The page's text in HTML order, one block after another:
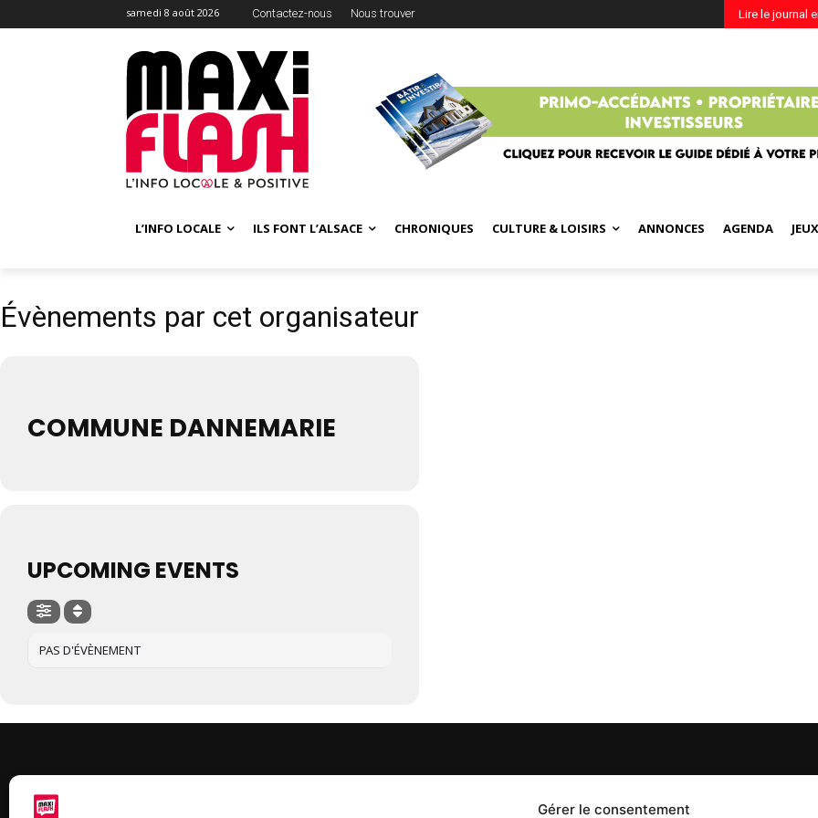
Gérer le consentement
samedi 8 août 2026 Contactez-nous Nous trouver Lire le journal
L’INFO LOCALE ILS FONT L’ALSACE CHRONIQUES CULTURE & LOISIRS ANNONCES AGENDA JEUX
Évènements par cet organisateur
COMMUNE DANNEMARIE
UPCOMING EVENTS
PAS D'ÉVÈNEMENT